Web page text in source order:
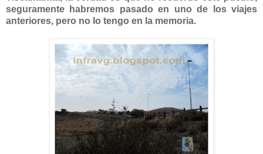
seguramente habremos pasado en uno de los viajes
anteriores, pero no lo tengo en la memoria.